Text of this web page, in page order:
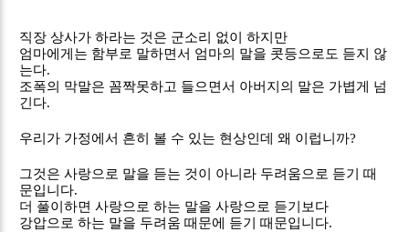
직장 상사가 하라는 것은 군소리 없이 하지만
엄마에게는 함부로 말하면서 엄마의 말을 콧등으로도 듣지 않
는다.
조폭의 막말은 꼼짝못하고 들으면서 아버지의 말은 가볍게 넘
긴다.
우리가 가정에서 흔히 볼 수 있는 현상인데 왜 이럽니까?
그것은 사랑으로 말을 듣는 것이 아니라 두려움으로 듣기 때
문입니다.
더 풀이하면 사랑으로 하는 말을 사랑으로 듣기보다
강압으로 하는 말을 두려움 때문에 듣기 때문입니다.